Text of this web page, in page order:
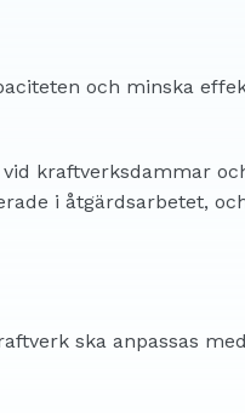
och minska
kraftverksdammar
i åtgärdsarbetet,
ska anpassas